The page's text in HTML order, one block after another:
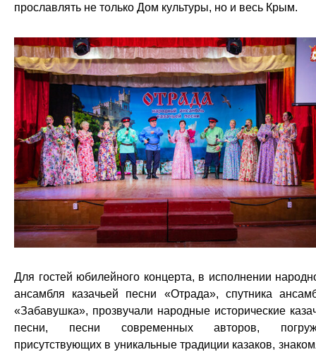
прославлять не только Дом культуры, но и весь Крым.
Для гостей юбилейного концерта, в исполнении
ансамбля казачьей песни «Отрада», спутника
«Забавушка», прозвучали народные исторические
песни, песни современных авторов,
присутствующих в уникальные традиции казаков,